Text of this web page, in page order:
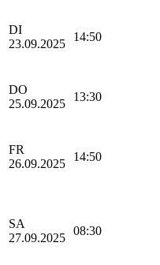
DI
23.09.2025
14:50
DO
25.09.2025
13:30
FR
26.09.2025
14:50
SA
27.09.2025
08:30